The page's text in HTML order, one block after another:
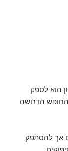
הוא לספק
החופש הדרושה
אך להסתפק